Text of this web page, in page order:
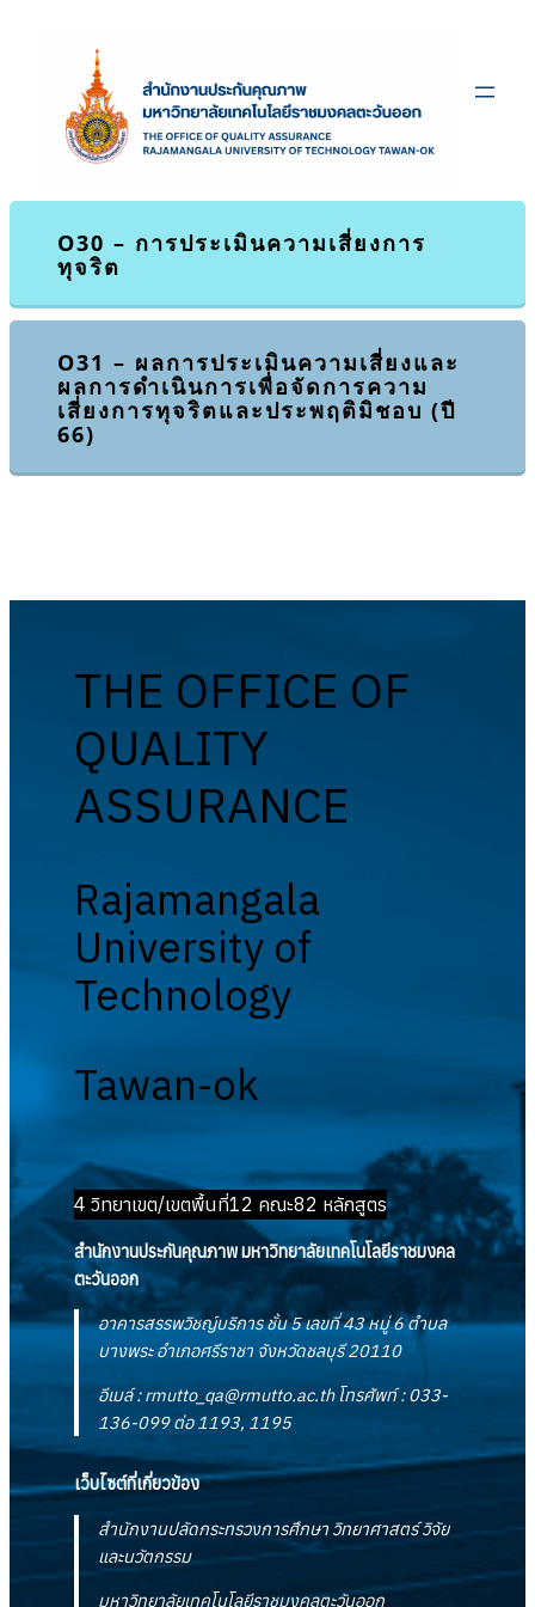
O30 – การประเมินความเสี่ยงการ
ทุจริต
O31 – ผลการประเมินความเสี่ยงและ
ผลการดำเนินการเพื่อจัดการความ
เสี่ยงการทุจริตและประพฤติมิชอบ (ปี
66)
THE OFFICE OF
QUALITY
ASSURANCE
Rajamangala
University of
Technology
Tawan-ok
4 วิทยาเขต/เขตพื้นที่12 คณะ82 หลักสูตร
สำนักงานประกันคุณภาพ มหาวิทยาลัยเทคโนโลยีราชมงคล
ตะวันออก
อาคารสรรพวิชญ์บริการ ชั้น 5 เลขที่ 43 หมู่ 6 ตำบล
บางพระ อำเภอศรีราชา จังหวัดชลบุรี 20110
อีเมล์ :rmutto_qa@rmutto.ac.thโทรศัพท์ : 033-
136-099 ต่อ 1193, 1195
เว็บไซต์ที่เกี่ยวข้อง
สำนักงานปลัดกระทรวงการศึกษา วิทยาศาสตร์ วิจัย
และนวัตกรรม
มหาวิทยาลัยเทคโนโลยีราชมงคลตะวันออก